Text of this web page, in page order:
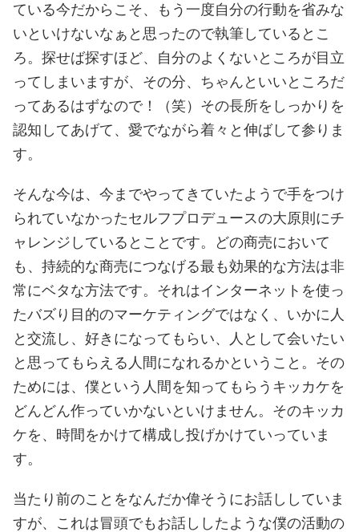
ている今だからこそ、もう一度自分の行動を省みな
いといけないなぁと思ったので執筆しているとこ
ろ。探せば探すほど、自分のよくないところが目立
ってしまいますが、その分、ちゃんといいところだ
ってあるはずなので！（笑）その長所をしっかりを
認知してあげて、愛でながら着々と伸ばして参りま
す。
そんな今は、今までやってきていたようで手をつけ
られていなかったセルフプロデュースの大原則にチ
ャレンジしているとことです。どの商売において
も、持続的な商売につなげる最も効果的な方法は非
常にベタな方法です。それはインターネットを使っ
たバズり目的のマーケティングではなく、いかに人
と交流し、好きになってもらい、人として会いたい
と思ってもらえる人間になれるかということ。その
ためには、僕という人間を知ってもらうキッカケを
どんどん作っていかないといけません。そのキッカ
ケを、時間をかけて構成し投げかけていっていま
す。
当たり前のことをなんだか偉そうにお話ししていま
すが、これは冒頭でもお話ししたような僕の活動の